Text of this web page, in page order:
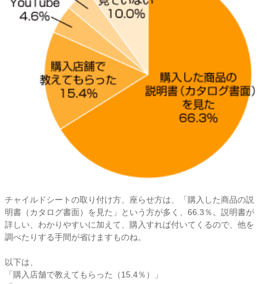
チャイルドシートの取り付け方、座らせ方は、「購入した商品の説
明書（カタログ書面）を見た」という方が多く、66.3％。説明書が
詳しい、わかりやすいに加えて、購入すれば付いてくるので、他を
調べたりする手間が省けますものね。
以下は、
「購入店舗で教えてもらった（15.4％）」